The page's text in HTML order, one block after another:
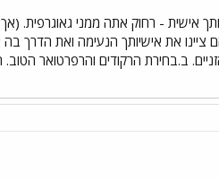
אישית - רחוק אתה ממני גאוגרפית.
את אישיותך הנעימה ואת הדרך
ב.בחירת הרקודים והרפרטואר